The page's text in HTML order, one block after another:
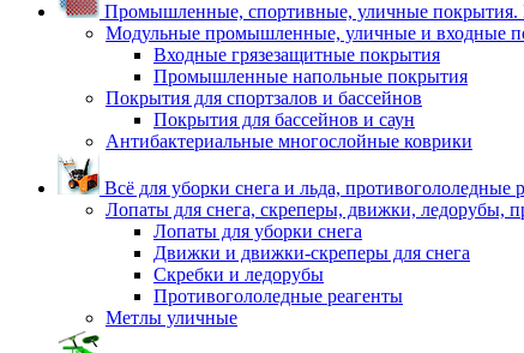
Промышленные, спортивные, уличные покрытия.
Модульные промышленные, уличные и входные
Входные грязезащитные покрытия
Промышленные напольные покрытия
Покрытия для спортзалов и бассейнов
Покрытия для бассейнов и саун
Антибактериальные многослойные коврики
Всё для уборки снега и льда, противогололедные
Лопаты для снега, скреперы, движки, ледорубы,
Лопаты для уборки снега
Движки и движки-скреперы для снега
Скребки и ледорубы
Противогололедные реагенты
Метлы уличные